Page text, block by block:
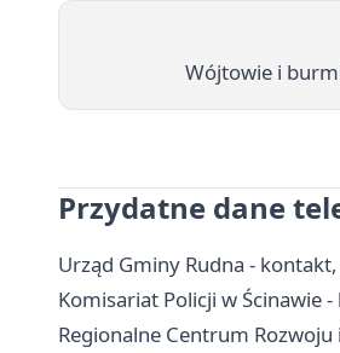
Wójtowie i
Przydatne dane
Urząd Gminy Rudna -
Komisariat Policji w Ścinawie
Regionalne Centrum